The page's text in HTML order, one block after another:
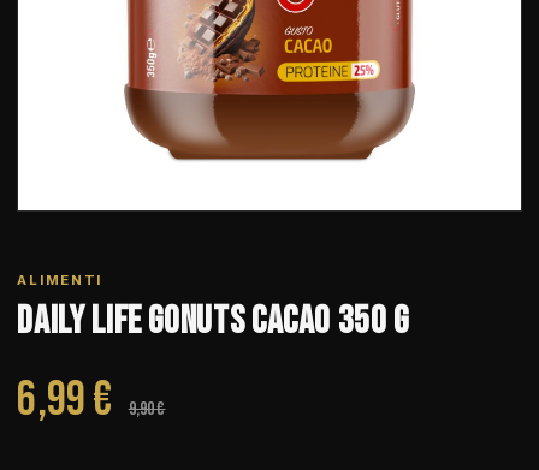
ALIMENTI
Daily Life Gonuts Cacao 350 g
6,99 € 9,90 €